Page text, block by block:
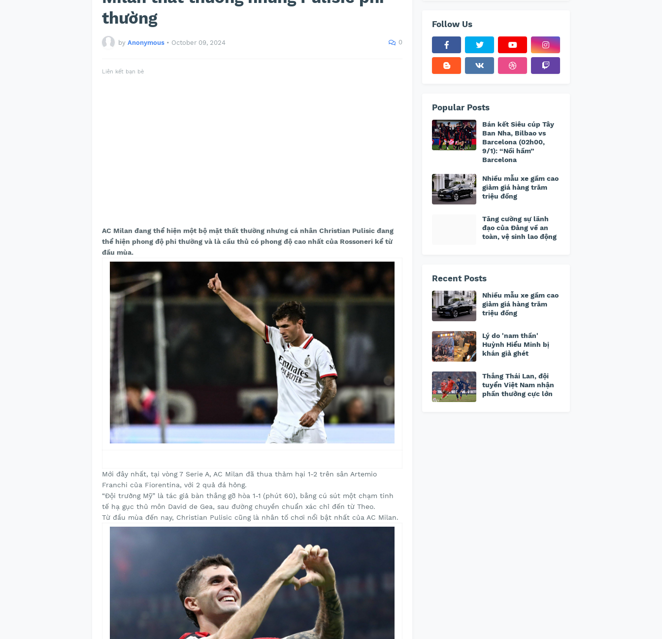
thường
by Anonymous • October 09, 2024 0
Liên kết bạn bè
AC Milan đang thể hiện một bộ mặt thất thường nhưng cá nhân Christian Pulisic đang
thể hiện phong độ phi thường và là cầu thủ có phong độ cao nhất của Rossoneri kể từ
đầu mùa.
Mới đây nhất, tại vòng 7 Serie A, AC Milan đã thua thảm hại 1-2 trên sân Artemio
Franchi của Fiorentina, với 2 quả đá hỏng.
“Đội trưởng Mỹ” là tác giả bàn thắng gỡ hòa 1-1 (phút 60), bằng cú sút một chạm tinh
tế hạ gục thủ môn David de Gea, sau đường chuyền chuẩn xác chỉ đến từ Theo.
Từ đầu mùa đến nay, Christian Pulisic cũng là nhân tố chơi nổi bật nhất của AC Milan.
Follow Us
Popular Posts
Bán kết Siêu cúp Tây
Ban Nha, Bilbao vs
Barcelona (02h00,
9/1): “Nồi hầm”
Barcelona
Nhiều mẫu xe gầm cao
giảm giá hàng trăm
triệu đồng
Tăng cường sự lãnh
đạo của Đảng về an
toàn, vệ sinh lao động
Recent Posts
Nhiều mẫu xe gầm cao
giảm giá hàng trăm
triệu đồng
Lý do 'nam thần'
Huỳnh Hiểu Minh bị
khán giả ghét
Thắng Thái Lan, đội
tuyển Việt Nam nhận
phần thưởng cực lớn